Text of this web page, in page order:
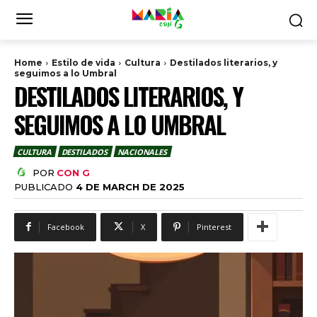
Home Estilo de vida Cultura
Destilados literarios, y
seguimos a lo Umbral
DESTILADOS LITERARIOS, Y
SEGUIMOS A LO UMBRAL
CULTURA DESTILADOS NACIONALES
POR CON G
PUBLICADO 4 DE MARCH DE 2025
Facebook X Pinterest